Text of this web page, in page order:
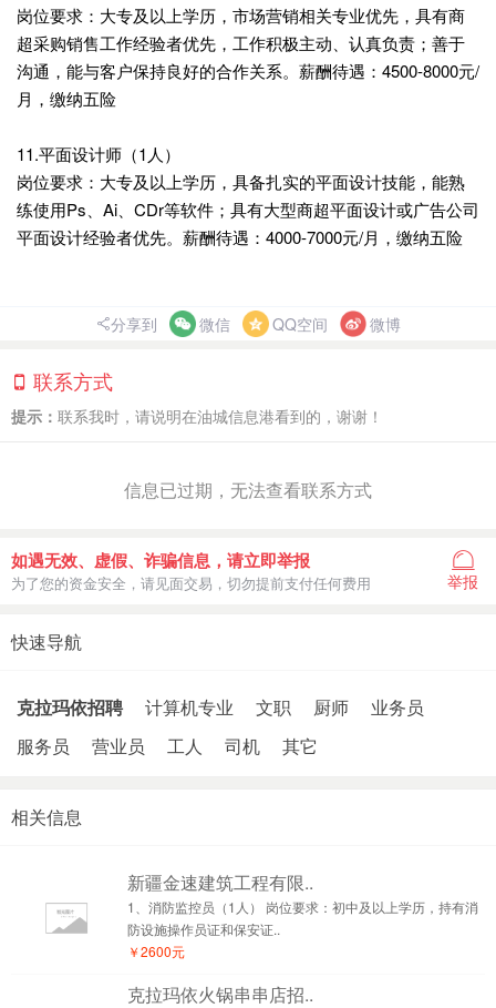
岗位要求：大专及以上学历，市场营销相关专业优先，具有商
超采购销售工作经验者优先，工作积极主动、认真负责；善于
沟通，能与客户保持良好的合作关系。薪酬待遇：4500-8000元/
月，缴纳五险
11.平面设计师（1人）
岗位要求：大专及以上学历，具备扎实的平面设计技能，能熟
练使用Ps、Ai、CDr等软件；具有大型商超平面设计或广告公司
平面设计经验者优先。薪酬待遇：4000-7000元/月，缴纳五险
分享到 微信 QQ空间 微博
联系方式
提示： 联系我时，请说明在油城信息港看到的，谢谢！
信息已过期，无法查看联系方式
如遇无效、虚假、诈骗信息，请立即举报
为了您的资金安全，请见面交易，切勿提前支付任何费用 举报
快速导航
克拉玛依招聘 计算机专业 文职 厨师
业务员
服务员
营业员 工人 司机 其它
相关信息
新疆金速建筑工程有限..
1、消防监控员（1人） 岗位要求：初中及以上学历，持有消
防设施操作员证和保安证..
￥2600元
克拉玛依火锅串串店招..